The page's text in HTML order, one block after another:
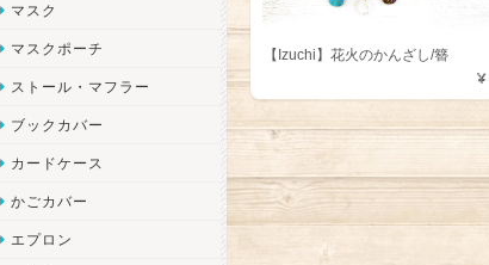
【Izuchi】花火のかんざし/簪
マスク
マスクポーチ
ストール・マフラー
ブックカバー
カードケース
かごカバー
エプロン